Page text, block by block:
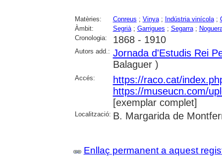
Matèries: Conreus ; Vinya; Indústria vinícola;
Àmbit:
Segrià; Garrigues ; Segarra;
Cronologia:
1868 - 1910
Autors add.: Jornada d'Estudis Rei
Balaguer )
Accés:
https://raco.cat/
https://museucn.com/
[exemplar complet]
Localització: B. Margarida de
Enllaç permanent a aquest